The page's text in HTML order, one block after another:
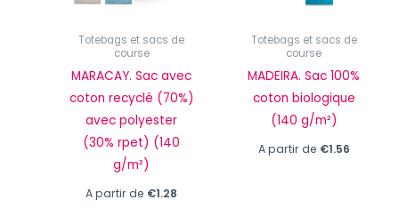
Totebags et sacs de
course
MARACAY. Sac avec
coton recyclé (70%)
avec polyester
(30% rpet) (140
g/m²)
A partir de €1.28
Totebags et sacs de
course
MADEIRA. Sac 100%
coton biologique
(140 g/m²)
A partir de €1.56